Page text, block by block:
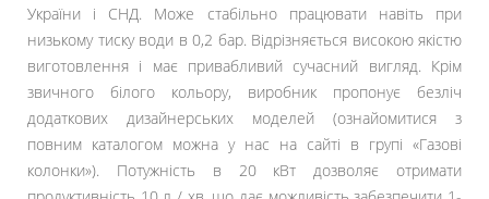
України і СНД. Може стабільно працювати навіть при
низькому тиску води в 0,2 бар. Відрізняється високою якістю
виготовлення і має привабливий сучасний вигляд. Крім
звичного білого кольору, виробник пропонує безліч
додаткових дизайнерських моделей (ознайомитися з
повним каталогом можна у нас на сайті в групі «Газові
колонки»). Потужність в 20 кВт дозволяє отримати